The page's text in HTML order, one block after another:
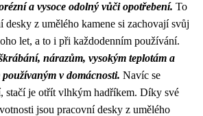
a vysoce odolný vůči opotřebení. To
desky z umělého kamene si zachovají svůj
let, a to i při každodenním používání.
nárazům, vysokým teplotám a
v domácnosti. Navíc se
stačí je otřít vlhkým hadříkem. Díky své
jsou pracovní desky z umělého